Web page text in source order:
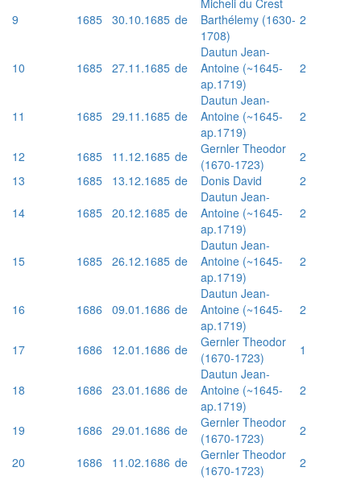
9 1685 30.10.1685 de
Barthélemy (1630-
1708)
2
10 1685 27.11.1685 de
Dautun Jean-
Antoine (~1645-
ap.1719)
2
11 1685 29.11.1685 de
Dautun Jean-
Antoine (~1645-
ap.1719)
2
12 1685 11.12.1685 de
Gernler Theodor
(1670-1723)
2
13
1685 13.12.1685 de Donis David
2
14
1685 20.12.1685 de
Dautun Jean-
Antoine (~1645-
ap.1719)
2
15 1685 26.12.1685 de
Dautun Jean-
Antoine (~1645-
ap.1719)
2
16 1686 09.01.1686 de
Dautun Jean-
Antoine (~1645-
ap.1719)
2
17 1686 12.01.1686 de
Gernler Theodor
(1670-1723)
1
18 1686 23.01.1686 de
Dautun Jean-
Antoine (~1645-
ap.1719)
2
19 1686 29.01.1686 de
Gernler Theodor
(1670-1723)
2
20
1686 11.02.1686 de
Gernler Theodor
(1670-1723)
2